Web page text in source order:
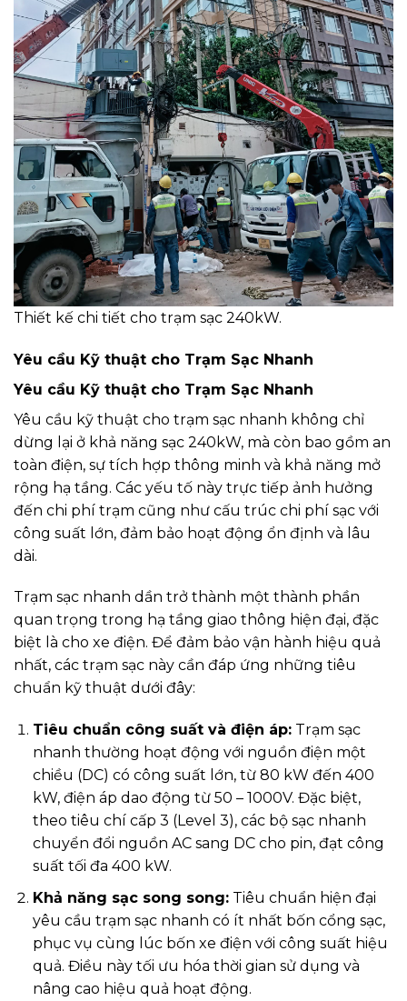
Thiết kế chi tiết cho trạm sạc 240kW.
Yêu cầu Kỹ thuật cho Trạm Sạc Nhanh
Yêu cầu Kỹ thuật cho Trạm Sạc Nhanh
Yêu cầu kỹ thuật cho trạm sạc nhanh không chỉ
dừng lại ở khả năng sạc 240kW, mà còn bao gồm an
toàn điện, sự tích hợp thông minh và khả năng mở
rộng hạ tầng. Các yếu tố này trực tiếp ảnh hưởng
đến chi phí trạm cũng như cấu trúc chi phí sạc với
công suất lớn, đảm bảo hoạt động ổn định và lâu
dài.
Trạm sạc nhanh dần trở thành một thành phần
quan trọng trong hạ tầng giao thông hiện đại, đặc
biệt là cho xe điện. Để đảm bảo vận hành hiệu quả
nhất, các trạm sạc này cần đáp ứng những tiêu
chuẩn kỹ thuật dưới đây:
Tiêu chuẩn công suất và điện áp:Trạm sạc
nhanh thường hoạt động với nguồn điện một
chiều (DC) có công suất lớn, từ 80 kW đến 400
kW, điện áp dao động từ 50 – 1000V. Đặc biệt,
theo tiêu chí cấp 3 (Level 3), các bộ sạc nhanh
chuyển đổi nguồn AC sang DC cho pin, đạt công
suất tối đa 400 kW.
Khả năng sạc song song:Tiêu chuẩn hiện đại
yêu cầu trạm sạc nhanh có ít nhất bốn cổng sạc,
phục vụ cùng lúc bốn xe điện với công suất hiệu
quả. Điều này tối ưu hóa thời gian sử dụng và
nâng cao hiệu quả hoạt động.